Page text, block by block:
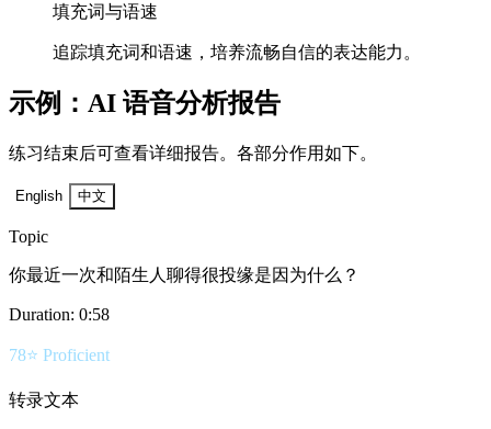
填充词与语速
追踪填充词和语速，培养流畅自信的表达能力。
示例：AI 语音分析报告
练习结束后可查看详细报告。各部分作用如下。
English 中文
Topic
你最近一次和陌生人聊得很投缘是因为什么？
Duration: 0:58
78⭐ Proficient
转录文本